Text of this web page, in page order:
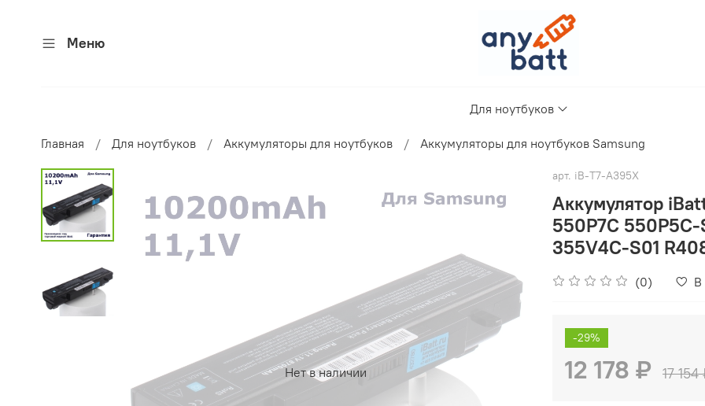
Меню
Для ноутбуков
Главная Для ноутбуков Аккумуляторы для ноутбуков Аккумуляторы для ноутбуков Samsung
Нет в наличии
арт. iB-T7-A395X
Аккумулятор
550P7C
355V4C-S01
(0) В
-29%
12 178 ₽ 17 154